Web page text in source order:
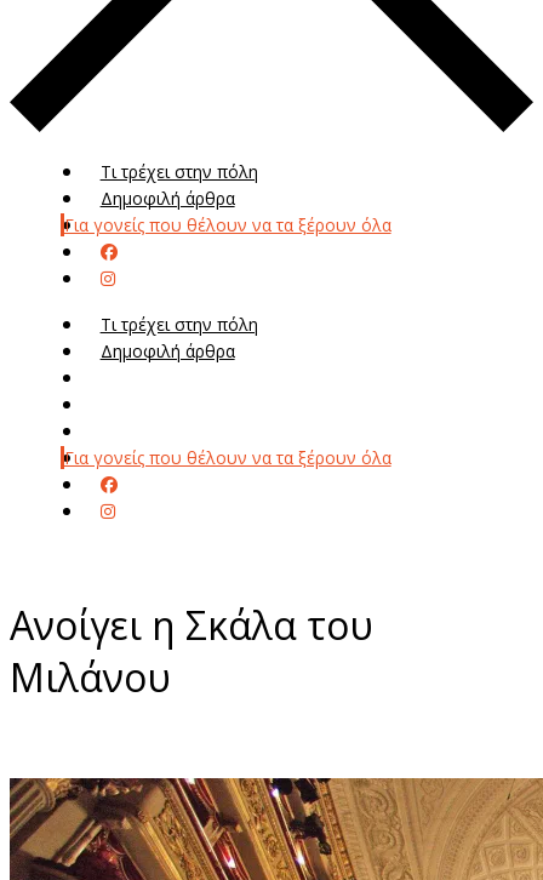
Τι τρέχει στην πόλη
Δημοφιλή άρθρα
Για γονείς που θέλουν να τα ξέρουν όλα
Τι τρέχει στην πόλη
Δημοφιλή άρθρα
Για γονείς που θέλουν να τα ξέρουν όλα
Ανοίγει η Σκάλα του
Μιλάνου